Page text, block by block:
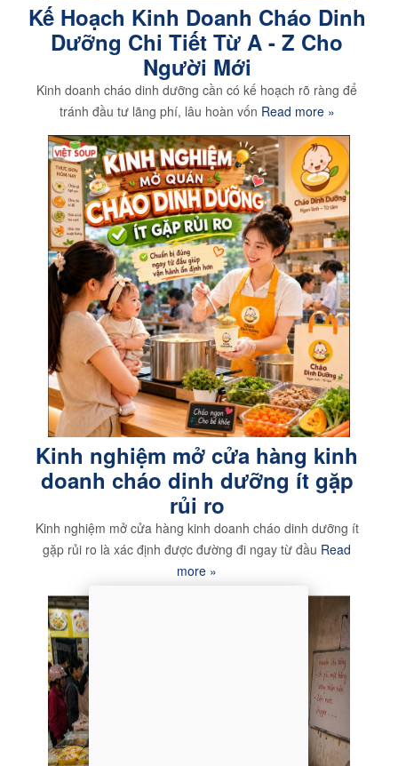
Kế Hoạch Kinh Doanh Cháo Dinh
Dưỡng Chi Tiết Từ A - Z Cho
Người Mới
Kinh doanh cháo dinh dưỡng cần có kế hoạch rõ ràng để
tránh đầu tư lãng phí, lâu hoàn vốn Read more »
Kinh nghiệm mở cửa hàng kinh
doanh cháo dinh dưỡng ít gặp
rủi ro
Kinh nghiệm mở cửa hàng kinh doanh cháo dinh dưỡng ít
gặp rủi ro là xác định được đường đi ngay từ đầu Read
more »